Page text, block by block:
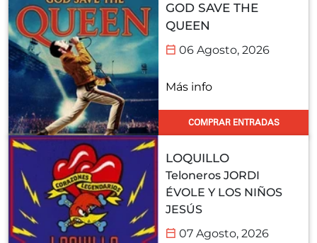
GOD SAVE THE
QUEEN
06 Agosto, 2026
Más info
COMPRAR ENTRADAS
LOQUILLO
Teloneros JORDI
ÉVOLE Y LOS NIÑOS
JESÚS
07 Agosto, 2026